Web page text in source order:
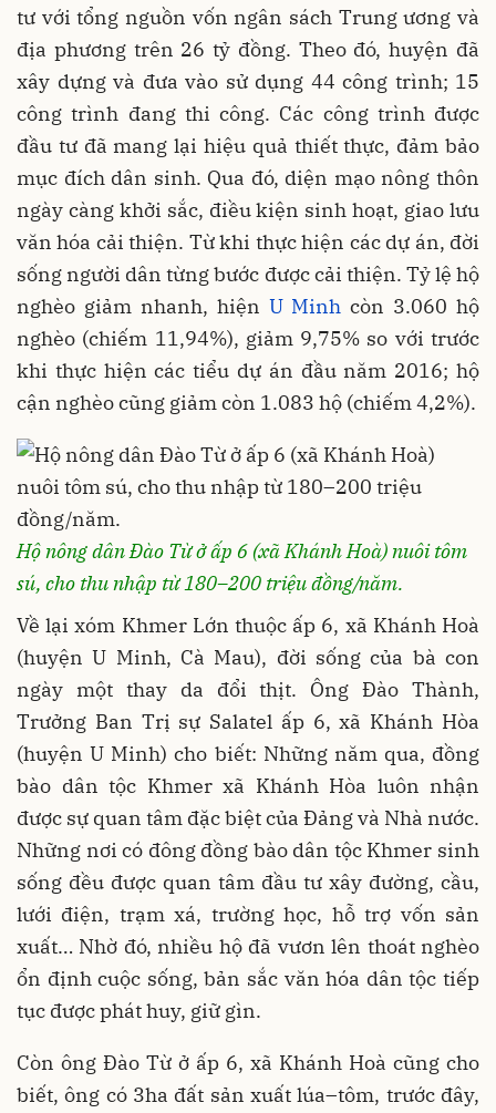
tư với tổng nguồn vốn ngân sách Trung ương và
địa phương trên 26 tỷ đồng. Theo đó, huyện đã
xây dựng và đưa vào sử dụng 44 công trình; 15
công trình đang thi công. Các công trình được
đầu tư đã mang lại hiệu quả thiết thực, đảm bảo
mục đích dân sinh. Qua đó, diện mạo nông thôn
ngày càng khởi sắc, điều kiện sinh hoạt, giao lưu
văn hóa cải thiện. Từ khi thực hiện các dự án, đời
sống người dân từng bước được cải thiện. Tỷ lệ hộ
nghèo giảm nhanh, hiện U Minh còn 3.060 hộ
nghèo (chiếm 11,94%), giảm 9,75% so với trước
khi thực hiện các tiểu dự án đầu năm 2016; hộ
cận nghèo cũng giảm còn 1.083 hộ (chiếm 4,2%).
Hộ nông dân Đào Từ ở ấp 6 (xã Khánh Hoà) nuôi tôm
sú, cho thu nhập từ 180–200 triệu đồng/năm.
Về lại xóm Khmer Lớn thuộc ấp 6, xã Khánh Hoà
(huyện U Minh, Cà Mau), đời sống của bà con
ngày một thay da đổi thịt. Ông Đào Thành,
Trưởng Ban Trị sự Salatel ấp 6, xã Khánh Hòa
(huyện U Minh) cho biết: Những năm qua, đồng
bào dân tộc Khmer xã Khánh Hòa luôn nhận
được sự quan tâm đặc biệt của Đảng và Nhà nước.
Những nơi có đông đồng bào dân tộc Khmer sinh
sống đều được quan tâm đầu tư xây đường, cầu,
lưới điện, trạm xá, trường học, hỗ trợ vốn sản
xuất… Nhờ đó, nhiều hộ đã vươn lên thoát nghèo
ổn định cuộc sống, bản sắc văn hóa dân tộc tiếp
tục được phát huy, giữ gìn.
Còn ông Đào Từ ở ấp 6, xã Khánh Hoà cũng cho
biết, ông có 3ha đất sản xuất lúa–tôm, trước đây,